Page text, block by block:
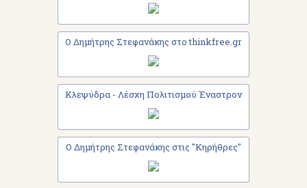
Ο Δημήτρης Στεφανάκης στο thinkfree.gr
Κλεψύδρα - Λέσχη Πολιτισμού Έναστρον
Ο Δημήτρης Στεφανάκης στις "Κηρήθρες"